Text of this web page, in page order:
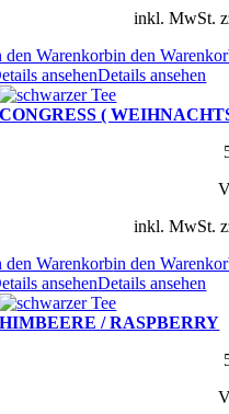
inkl. MwSt.
den Warenkorbin den
ansehenDetails ansehen
CONGRESS (
inkl. MwSt.
den Warenkorbin den
ansehenDetails ansehen
HIMBEERE / RASPBERRY